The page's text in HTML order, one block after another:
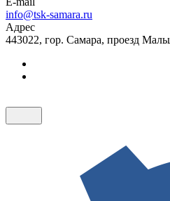
info@tsk-samara.ru
Адрес
443022, гор. Самара, проезд